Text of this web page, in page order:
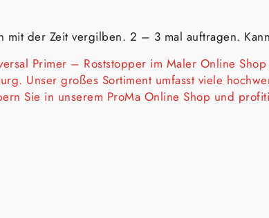
mit der Zeit vergilben. 2 – 3 mal auftragen.
Primer – Roststopper im Maler Online
Unser großes Sortiment umfasst viele
Sie in unserem ProMa Online Shop und